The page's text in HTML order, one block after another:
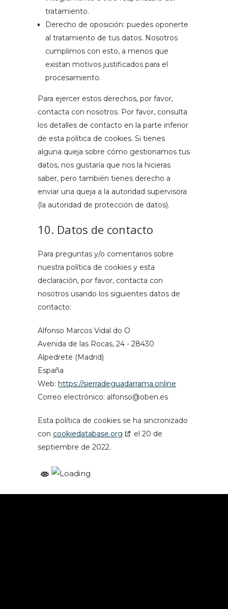
tratamiento.
Derecho de oposición: puedes oponerte
al tratamiento de tus datos. Nosotros
cumplimos con esto, a menos que
existan motivos justificados para el
procesamiento.
Para ejercer estos derechos, por favor,
contacta con nosotros. Por favor, consulta
los detalles de contacto en la parte inferior
de esta política de cookies. Si tienes
alguna queja sobre cómo gestionamos tus
datos, nos gustaría que nos la hicieras
saber, pero también tienes derecho a
enviar una queja a la autoridad supervisora
(la autoridad de protección de datos).
10. Datos de contacto
Para preguntas y/o comentarios sobre
nuestra política de cookies y esta
declaración, por favor, contacta con
nosotros usando los siguientes datos de
contacto:
Alfonso Marcos Vidal do O
Avenida de las Rocas, 24 - 28430
Alpedrete (Madrid)
España
Web: https://sierradeguadarrama.online
Correo electrónico: alfonso@oben.es
Esta política de cookies se ha sincronizado
con cookiedatabase.org
el 20 de
septiembre de 2022.